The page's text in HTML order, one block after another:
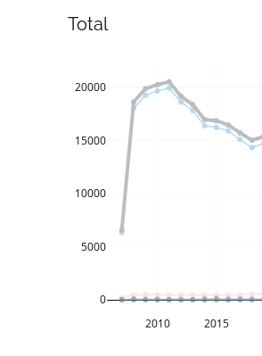
2010 2015
0
5000
10000
15000
20000
Total